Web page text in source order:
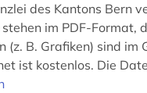
des Kantons Bern
im PDF-Format,
(z. B. Grafiken) sind im
ist kostenlos. Die